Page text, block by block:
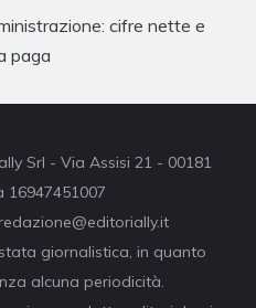
cifre nette e
paga
Srl - Via Assisi 21 - 00181
16947451007
giornalistica, in quanto
alcuna periodicità.